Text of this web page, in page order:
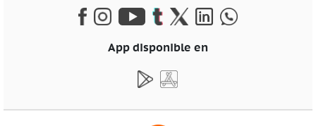
App disponible en